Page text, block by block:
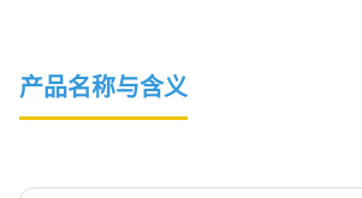
产品名称与含义